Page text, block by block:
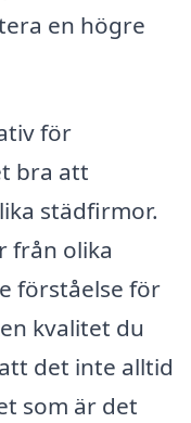
en högre
för
bra att
städfirmor.
från olika
förståelse för
kvalitet du
det inte alltid
som är det